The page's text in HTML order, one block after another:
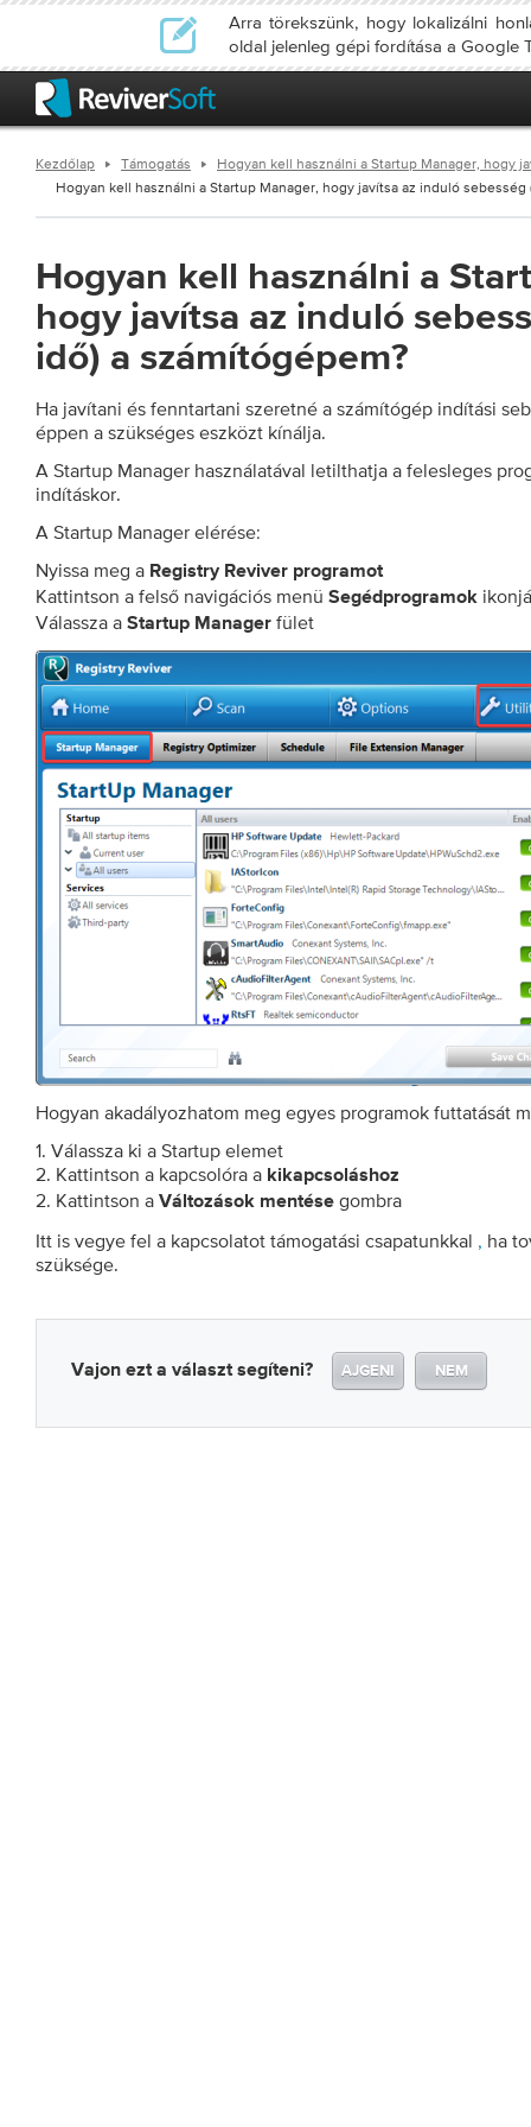
Arra törekszünk, hogy lokalizálni
oldal jelenleg gépi fordítása a Google
Kezdőlap Támogatás
Hogyan kell használni a Startup Manager, hogy
Hogyan kell használni a Startup Manager, hogy javítsa az induló sebesség
Hogyan kell használni a
hogy javítsa az induló
idő) a számítógépem?
Ha javítani és fenntartani szeretné a számítógép indítási
éppen a szükséges eszközt kínálja.
A Startup Manager használatával letilthatja a felesleges
indításkor.
A Startup Manager elérése:
Nyissa meg a Registry Reviver programot
Kattintson a felső navigációs menü Segédprogramok
Válassza a Startup Manager fület
Hogyan akadályozhatom meg egyes programok futtatását
1. Válassza ki a Startup elemet
2. Kattintson a kapcsolóra a kikapcsoláshoz
2. Kattintson a Változások mentése gombra
Itt is vegye fel a kapcsolatot támogatási csapatunkkal , ha
szüksége.
Vajon ezt a választ segíteni? AJGENI NEM